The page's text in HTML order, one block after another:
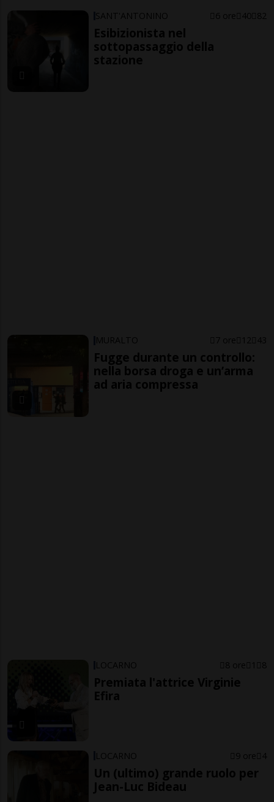
SANT'ANTONINO 6 ore 40 82
Esibizionista nel
sottopassaggio della
stazione
MURALTO 7 ore 12 43
Fugge durante un controllo:
nella borsa droga e un’arma
ad aria compressa
LOCARNO 8 ore 1 8
Premiata l'attrice Virginie
Efira
LOCARNO 9 ore 4
Un (ultimo) grande ruolo per
Jean-Luc Bideau